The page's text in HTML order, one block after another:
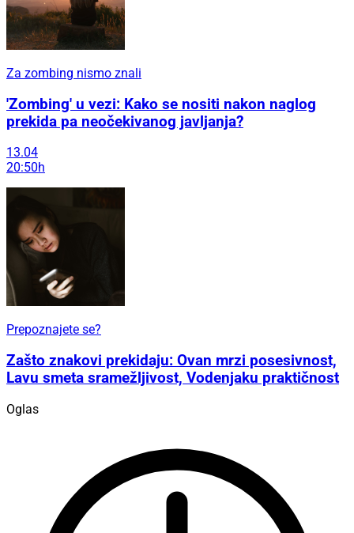
Za zombing nismo znali
'Zombing' u vezi: Kako se nositi nakon naglog
prekida pa neočekivanog javljanja?
13.04
20:50h
Prepoznajete se?
Zašto znakovi prekidaju: Ovan mrzi posesivnost,
Lavu smeta sramežljivost, Vodenjaku praktičnost
Oglas